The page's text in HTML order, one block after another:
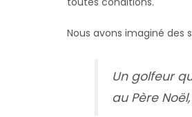
Nous avons imaginé des
Un golfeur
au Père